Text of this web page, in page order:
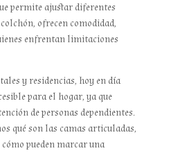
permite ajustar diferentes
ofrecen comodidad,
enfrentan limitaciones
y residencias, hoy en día
para el hogar, ya que
de personas dependientes.
qué son las camas articuladas,
pueden marcar una